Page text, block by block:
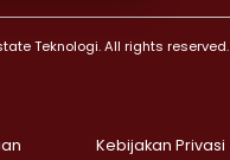
Hilir >
di Jakarta Selatan >
Bulus >
Selatan >
Teknologi. All rights reserved.
Kebijakan Privasi